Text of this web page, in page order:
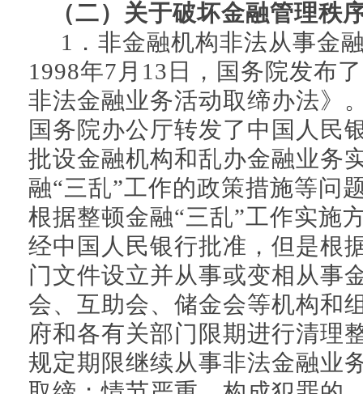
（二）关于破坏金融管理秩
1．非金融机构非法从事金
1998年7月13日，国务院发布
非法金融业务活动取缔办法》
国务院办公厅转发了中国人民
批设金融机构和乱办金融业务
融“三乱”工作的政策措施等问
根据整顿金融“三乱”工作实施
经中国人民银行批准，但是根
门文件设立并从事或变相从事
会、互助会、储金会等机构和
府和各有关部门限期进行清理
规定期限继续从事非法金融业